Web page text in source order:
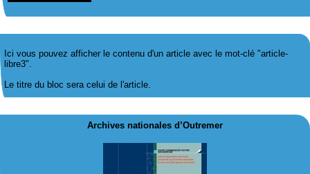
Ici vous pouvez afficher le contenu d'un article avec le mot-clé "article-
libre3".
Le titre du bloc sera celui de l'article.
Archives nationales d’Outremer